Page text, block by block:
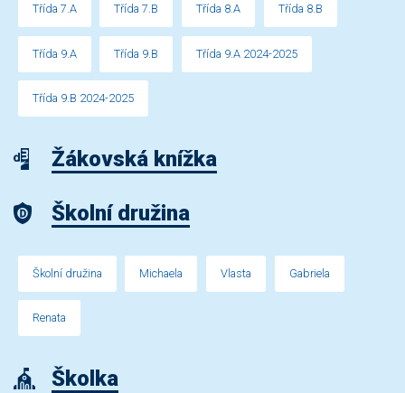
Třída 7.A Třída 7.B Třída 8.A Třída 8.B
Třída 9.A Třída 9.B Třída 9.A 2024-2025
Třída 9.B 2024-2025
Žákovská knížka
Školní družina
Školní družina Michaela Vlasta Gabriela
Renata
Školka